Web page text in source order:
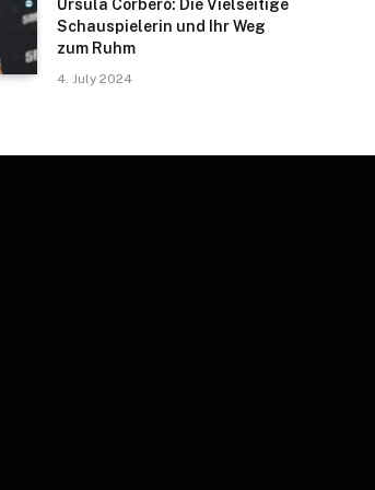
Úrsula Corberó: Die Vielseitige
Schauspielerin und Ihr Weg
zum Ruhm
4. July 2024